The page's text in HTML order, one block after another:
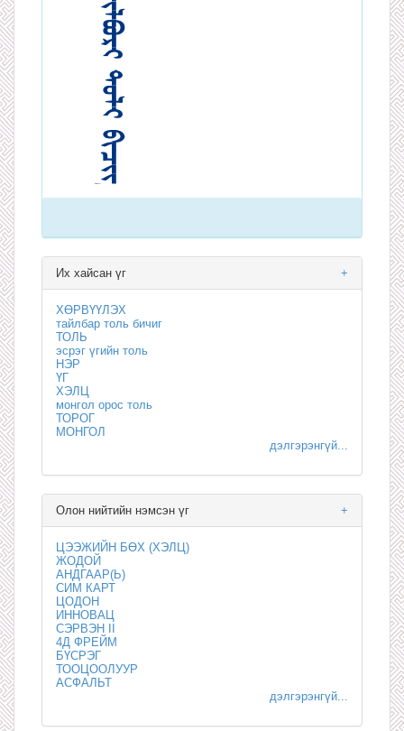
+
Их хайсан үг
ХӨРВҮҮЛЭХ
тайлбар толь бичиг
ТОЛЬ
эсрэг үгийн толь
НЭР
ҮГ
ХЭЛЦ
монгол орос толь
ТОРОГ
МОНГОЛ
дэлгэрэнгүй...
+
Олон нийтийн нэмсэн үг
ЦЭЭЖИЙН БӨХ (ХЭЛЦ)
ЖОДОЙ
АНДГААР(Ь)
СИМ КАРТ
ЦОДОН
ИННОВАЦ
СЭРВЭН II
4Д ФРЕЙМ
БҮСРЭГ
ТООЦООЛУУР
АСФАЛЬТ
дэлгэрэнгүй...